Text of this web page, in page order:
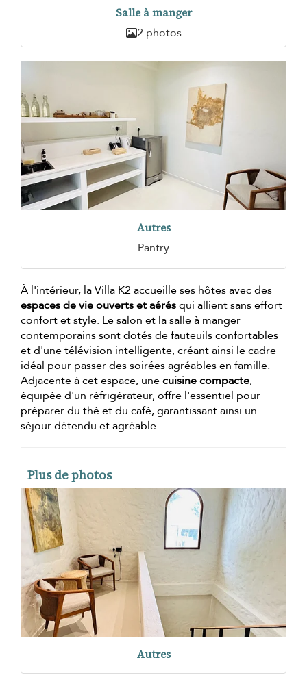
Salle à manger
2 photos
Autres
Pantry
À l'intérieur, la Villa K2 accueille ses hôtes avec des
espaces de vie ouverts et aérésqui allient sans effort
confort et style. Le salon et la salle à manger
contemporains sont dotés de fauteuils confortables
et d'une télévision intelligente, créant ainsi le cadre
idéal pour passer des soirées agréables en famille.
Adjacente à cet espace, unecuisine compacte,
équipée d'un réfrigérateur, offre l'essentiel pour
préparer du thé et du café, garantissant ainsi un
séjour détendu et agréable.
Plus de photos
Autres